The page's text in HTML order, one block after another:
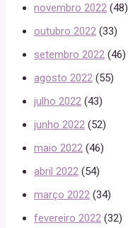
novembro 2022 (48)
outubro 2022 (33)
setembro 2022 (46)
agosto 2022 (55)
julho 2022 (43)
junho 2022 (52)
maio 2022 (46)
abril 2022 (54)
março 2022 (34)
fevereiro 2022 (32)